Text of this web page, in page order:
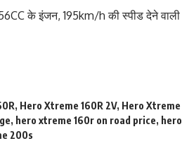
के इंजन, 195km/h की स्पीड देने
, Hero Xtreme 160R 2V, Hero Xtreme
, hero xtreme 160r on road price,
200s